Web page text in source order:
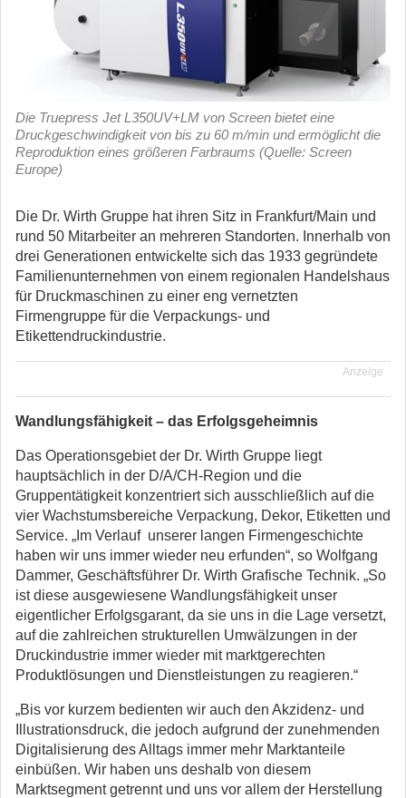
Die Truepress Jet L350UV+LM von Screen bietet eine
Druckgeschwindigkeit von bis zu 60 m/min und ermöglicht die
Reproduktion eines größeren Farbraums (Quelle: Screen
Europe)
Die Dr. Wirth Gruppe hat ihren Sitz in Frankfurt/Main und
rund 50 Mitarbeiter an mehreren Standorten. Innerhalb von
drei Generationen entwickelte sich das 1933 gegründete
Familienunternehmen von einem regionalen Handelshaus
für Druckmaschinen zu einer eng vernetzten
Firmengruppe für die Verpackungs- und
Etikettendruckindustrie.
Anzeige
Wandlungsfähigkeit – das Erfolgsgeheimnis
Das Operationsgebiet der Dr. Wirth Gruppe liegt
hauptsächlich in der D/A/CH-Region und die
Gruppentätigkeit konzentriert sich ausschließlich auf die
vier Wachstumsbereiche Verpackung, Dekor, Etiketten und
Service. „Im Verlauf unserer langen Firmengeschichte
haben wir uns immer wieder neu erfunden“, so Wolfgang
Dammer, Geschäftsführer Dr. Wirth Grafische Technik. „So
ist diese ausgewiesene Wandlungsfähigkeit unser
eigentlicher Erfolgsgarant, da sie uns in die Lage versetzt,
auf die zahlreichen strukturellen Umwälzungen in der
Druckindustrie immer wieder mit marktgerechten
Produktlösungen und Dienstleistungen zu reagieren.“
„Bis vor kurzem bedienten wir auch den Akzidenz- und
Illustrationsdruck, die jedoch aufgrund der zunehmenden
Digitalisierung des Alltags immer mehr Marktanteile
einbüßen. Wir haben uns deshalb von diesem
Marktsegment getrennt und uns vor allem der Herstellung